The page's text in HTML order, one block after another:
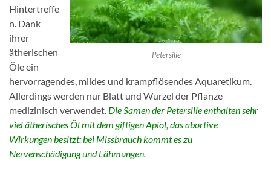
Petersilie
Hintertreffe
n. Dank
ihrer
ätherischen
Öle ein
hervorragendes, mildes und krampflösendes Aquaretikum.
Allerdings werden nur Blatt und Wurzel der Pflanze
medizinisch verwendet. Die Samen der Petersilie enthalten sehr
viel ätherisches Öl mit dem giftigen Apiol, das abortive
Wirkungen besitzt; bei Missbrauch kommt es zu
Nervenschädigung und Lähmungen.